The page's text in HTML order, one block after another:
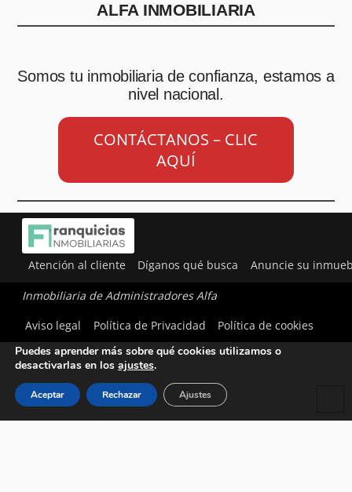
ALFA INMOBILIARIA
Somos tu inmobiliaria de confianza, estamos a
nivel nacional.
CONTÁCTANOS – CLIC
AQUÍ
Atención al cliente Díganos qué busca Anuncie su
Inmobiliaria de Administradores Alfa
Aviso legal
Política de Privacidad Política de cookies
Utilizamos cookies para ofrecerte la mejor experiencia en
nuestra web.
Puedes aprender más sobre qué cookies utilizamos o
desactivarlas en los ajustes.
Aceptar Rechazar Ajustes